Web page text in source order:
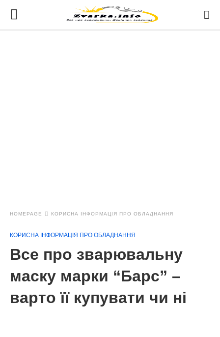
HOMEPAGE КОРИСНА ІНФОРМАЦІЯ ПРО ОБЛАДНАННЯ
КОРИСНА ІНФОРМАЦІЯ ПРО ОБЛАДНАННЯ
Все про зварювальну
маску марки “Барс” –
варто її купувати чи ні